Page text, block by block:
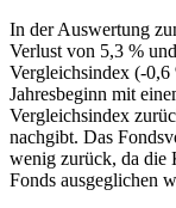
In der Auswertung
Verlust von 5,3 %
Vergleichsindex (-
Jahresbeginn mit
Vergleichsindex
nachgibt. Das
wenig zurück, da die
Fonds ausgeglichen